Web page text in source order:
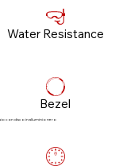
Water Resistance
Bezel
con disco in alluminio nero